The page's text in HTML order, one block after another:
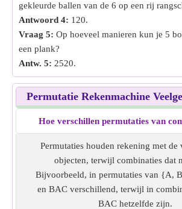
gekleurde ballen van de 6 op een rij
Antwoord 4: 120.
Vraag 5: Op hoeveel manieren kun je 5
een plank?
Antw. 5: 2520.
Permutatie Rekenmachine
Hoe verschillen permutaties van
Permutaties houden rekening met de
objecten, terwijl combinaties dat
Bijvoorbeeld, in permutaties van {A,
en BAC verschillend, terwijl in
BAC hetzelfde zijn.